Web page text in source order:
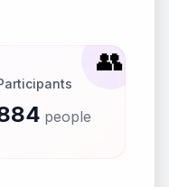
👥
people